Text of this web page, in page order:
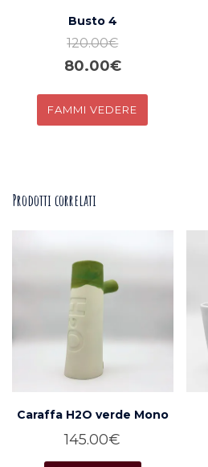
Busto 4
120.00€
Il
originale
80.00€Il
attuale
Prodotti correlati
Caraffa H2O verde Mono
145.00€